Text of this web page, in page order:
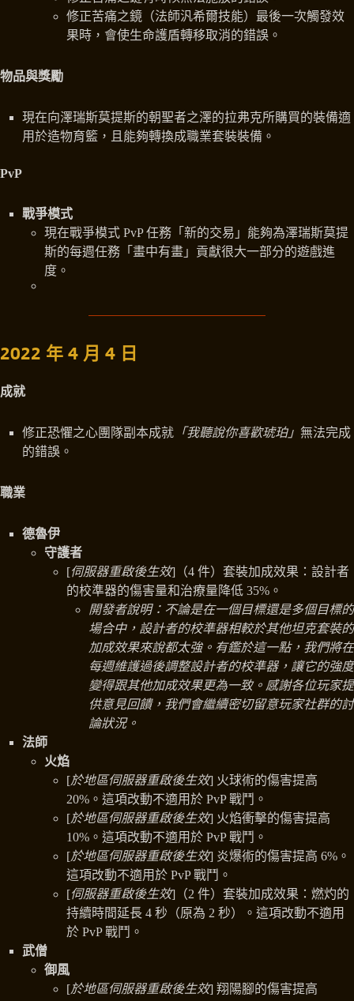
修正苦痛之鏡（法師汎希爾技能）最後一次觸發效
果時，會使生命護盾轉移取消的錯誤。
物品與獎勵
現在向澤瑞斯莫提斯的朝聖者之澤的拉弗克所購買的裝備適
用於造物育籃，且能夠轉換成職業套裝裝備。
PvP
戰爭模式
現在戰爭模式 PvP 任務「新的交易」能夠為澤瑞斯莫提
斯的每週任務「畫中有畫」貢獻很大一部分的遊戲進
度。
2022 年 4 月 4 日
成就
修正恐懼之心團隊副本成就 「我聽說你喜歡琥珀」 無法完成
的錯誤。
職業
德魯伊
守護者
[伺服器重啟後生效]（4 件）套裝加成效果：設計者
的校準器的傷害量和治療量降低 35%。
開發者說明：不論是在一個目標還是多個目標的
場合中，設計者的校準器相較於其他坦克套裝的
加成效果來說都太強。有鑑於這一點，我們將在
每週維護過後調整設計者的校準器，讓它的強度
變得跟其他加成效果更為一致。感謝各位玩家提
供意見回饋，我們會繼續密切留意玩家社群的討
論狀況。
法師
火焰
[於地區伺服器重啟後生效] 火球術的傷害提高
20%。這項改動不適用於 PvP 戰鬥。
[於地區伺服器重啟後生效] 火焰衝擊的傷害提高
10%。這項改動不適用於 PvP 戰鬥。
[於地區伺服器重啟後生效] 炎爆術的傷害提高 6%。
這項改動不適用於 PvP 戰鬥。
[伺服器重啟後生效]（2 件）套裝加成效果：燃灼的
持續時間延長 4 秒（原為 2 秒）。這項改動不適用
於 PvP 戰鬥。
武僧
御風
[於地區伺服器重啟後生效] 翔陽腳的傷害提高